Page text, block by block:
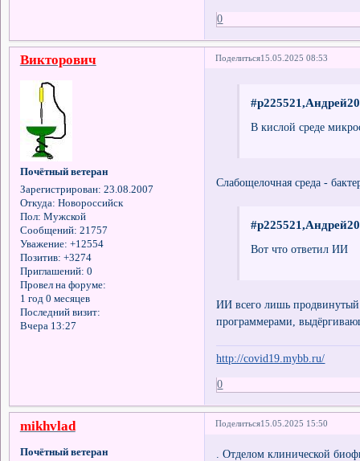
0
Поделиться15.05.2025 08:53
Викторович
Почётный ветеран
Зарегистрирован: 23.08.2007
Откуда: Новороссийск
Пол: Мужской
Сообщений: 21757
Уважение: +12554
Позитив: +3274
Приглашений: 0
Провел на форуме:
1 год 0 месяцев
Последний визит:
Вчера 13:27
В кислой среде
Слабощелочная среда -
Вот что ответил ИИ
ИИ всего лишь
программерами,
http://covid19.mybb.ru/
0
Поделиться15.05.2025 15:50
mikhvlad
Почётный ветеран
. Отделом клинической